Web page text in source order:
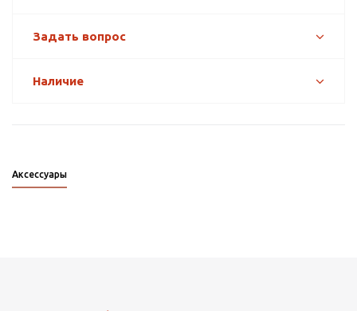
Задать вопрос
Наличие
Аксессуары